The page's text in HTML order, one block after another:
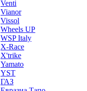
Venti
Vianor
Vissol
Wheels UP
WSP Italy
X-Race
X'trike
Yamato
YST
ГАЗ